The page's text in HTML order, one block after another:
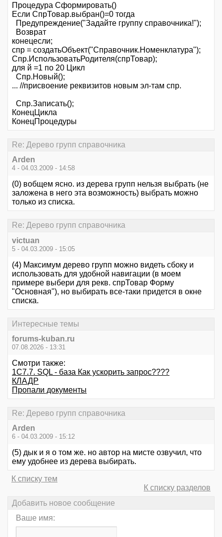
Процедура Сформировать()
Если СпрТовар.выбран()=0 тогда
Предупреждение("Задайте группу справочника!");
Возврат
конецесли;
спр = создатьОбъект("Справочник.Номенклатура");
Спр.ИспользоватьРодителя(спрТовар);
для й =1 по 20 Цикл
Спр.Новый();
... //присвоение реквизитов новым эл-там спр.
Спр.Записать();
КонецЦикла
КонецПроцедуры
Re: Дерево групп справочника
Arden
4 - 04.03.2009 - 14:58
(0) вобщем ясно. из дерева групп нельзя выбрать (не
заложена в него эта возможность) выбрать можно
только из списка.
Re: Дерево групп справочника
victuan
5 - 04.03.2009 - 15:05
(4) Максимум дерево групп можно видеть сбоку и
использовать для удобной навигации (в моем
примере выбери для рекв. спрТовар Форму
"Основная"), но выбирать все-таки придется в окне
списка.
Интересные темы
forums-kuban.ru
07.08.2026 - 13:31
Смотри также:
1С7.7. SQL - база Как ускорить запрос????
КЛАДР
Пропали документы
Re: Дерево групп справочника
Arden
6 - 04.03.2009 - 15:12
(5) дык и я о том же. но автор на мисте озвучил, что
ему удобнее из дерева выбирать.
К списку тем
К списку разделов
Добавить новое сообщение
Ваше имя: